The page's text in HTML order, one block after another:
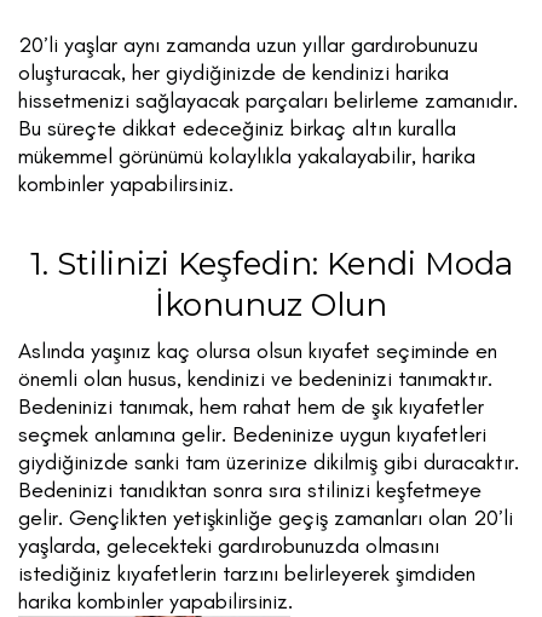
20’li yaşlar aynı zamanda uzun yıllar gardırobunuzu
oluşturacak, her giydiğinizde de kendinizi harika
hissetmenizi sağlayacak parçaları belirleme zamanıdır.
Bu süreçte dikkat edeceğiniz birkaç altın kuralla
mükemmel görünümü kolaylıkla yakalayabilir, harika
kombinler yapabilirsiniz.
1. Stilinizi Keşfedin: Kendi Moda
İkonunuz Olun
Aslında yaşınız kaç olursa olsun kıyafet seçiminde en
önemli olan husus, kendinizi ve bedeninizi tanımaktır.
Bedeninizi tanımak, hem rahat hem de şık kıyafetler
seçmek anlamına gelir. Bedeninize uygun kıyafetleri
giydiğinizde sanki tam üzerinize dikilmiş gibi duracaktır.
Bedeninizi tanıdıktan sonra sıra stilinizi keşfetmeye
gelir. Gençlikten yetişkinliğe geçiş zamanları olan 20’li
yaşlarda, gelecekteki gardırobunuzda olmasını
istediğiniz kıyafetlerin tarzını belirleyerek şimdiden
harika kombinler yapabilirsiniz.